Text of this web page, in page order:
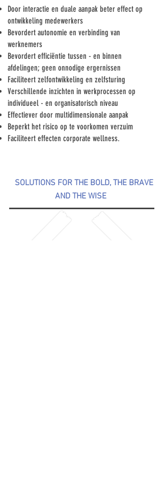
Door interactie en duale aanpak beter effect op
ontwikkeling medewerkers
Bevordert autonomie en verbinding van
werknemers
Bevordert efficiëntie tussen - en binnen
afdelingen; geen onnodige ergernissen
Faciliteert zelfontwikkeling en zelfsturing
Verschillende inzichten in werkprocessen op
individueel - en organisatorisch niveau
Effectiever door multidimensionale aanpak
Beperkt het risico op te voorkomen verzuim
Faciliteert effecten corporate wellness.
SOLUTIONS FOR THE BOLD, THE BRAVE
AND THE WISE